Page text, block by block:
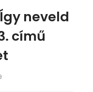
neveld
című